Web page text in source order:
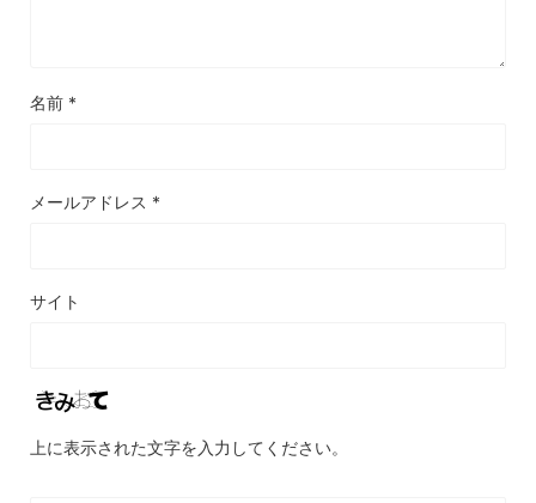
名前 *
メールアドレス *
サイト
上に表示された文字を入力してください。